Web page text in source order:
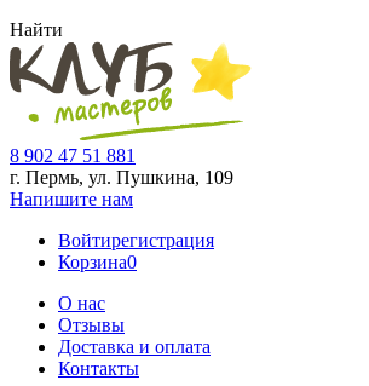
Найти
8 902 47 51 881
г. Пермь, ул. Пушкина, 109
Напишите нам
Войтирегистрация
Корзина0
О нас
Отзывы
Доставка и оплата
Контакты